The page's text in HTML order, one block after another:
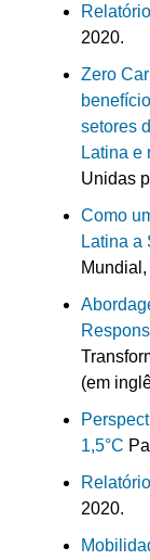
2020.
Zero
setores
Latina e
Unidas
Como
Latina a
(em
1,5°C
2020.